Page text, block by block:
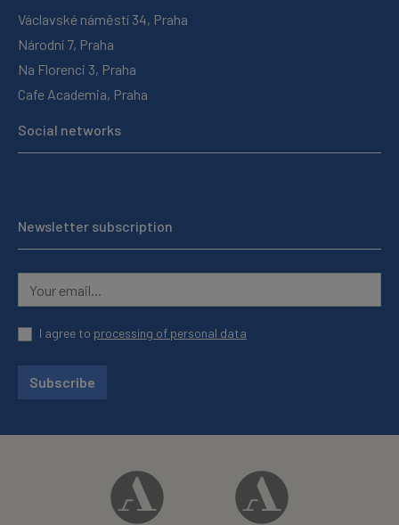
Václavské náměstí 34, Praha
Národní 7, Praha
Na Florenci 3, Praha
Cafe Academia, Praha
Social networks
Newsletter subscription
I agree to processing of personal data
Subscribe